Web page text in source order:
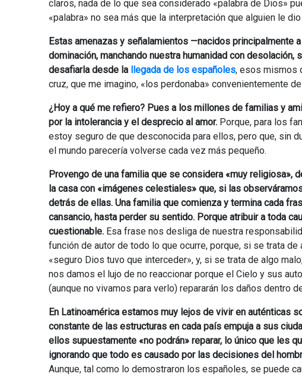
claros, nada de lo que sea considerado «palabra de Dios»
«palabra» no sea más que la interpretación que alguien le
Estas amenazas y señalamientos —nacidos
dominación, manchando nuestra humanidad con
desafiarla desde la llegada de los españoles, esos mismos
cruz, que me imagino, «los perdonaba» convenientemente
¿Hoy a qué me refiero? Pues a los millones de familias y
por la intolerancia y el desprecio al amor. Porque, para los
estoy seguro de que desconocida para ellos, pero que, sin
el mundo parecería volverse cada vez más pequeño.
Provengo de una familia que se considera «muy religiosa»,
la casa con «imágenes celestiales» que, si las
detrás de ellas. Una familia que comienza y termina cada
cansancio, hasta perder su sentido. Porque atribuir a toda
cuestionable. Esa frase nos desliga de nuestra
función de autor de todo lo que ocurre, porque, si se trata
«seguro Dios tuvo que interceder», y, si se trata de algo
nos damos el lujo de no reaccionar porque el Cielo y sus
(aunque no vivamos para verlo) repararán los daños dentro
En Latinoamérica estamos muy lejos de vivir en auténticas
constante de las estructuras en cada país empuja a sus
ellos supuestamente «no podrán» reparar, lo único que les
ignorando que todo es causado por las decisiones del
Aunque, tal como lo demostraron los españoles, se puede